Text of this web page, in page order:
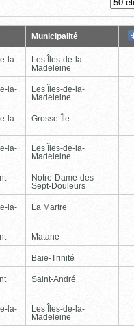
Municipalité
la-
Les Îles-de-la-
Madeleine
la-
Les Îles-de-la-
Madeleine
la-
Grosse-Île
la-
Les Îles-de-la-
Madeleine
Notre-Dame-des-
Sept-Douleurs
la-
La Martre
Matane
Baie-Trinité
Saint-André
la-
Les Îles-de-la-
Madeleine